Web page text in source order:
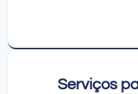
Serviços